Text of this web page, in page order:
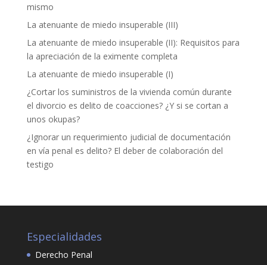
mismo
La atenuante de miedo insuperable (III)
La atenuante de miedo insuperable (II): Requisitos para
la apreciación de la eximente completa
La atenuante de miedo insuperable (I)
¿Cortar los suministros de la vivienda común durante
el divorcio es delito de coacciones? ¿Y si se cortan a
unos okupas?
¿Ignorar un requerimiento judicial de documentación
en vía penal es delito? El deber de colaboración del
testigo
Especialidades
Derecho Penal